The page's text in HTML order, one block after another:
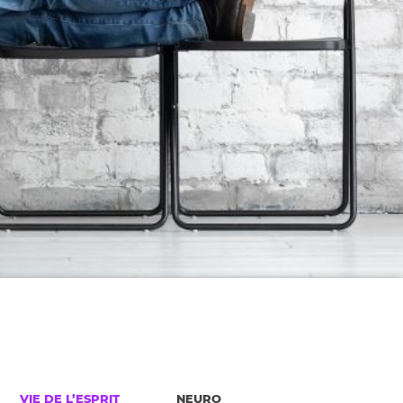
VIE DE L’ESPRIT NEURO